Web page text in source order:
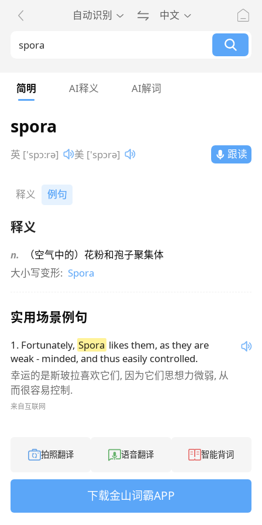
自动识别 中文
简明 AI释义 AI解词
spora
英 ['spɔ:rə] 美 ['spɔrə] 跟读
释义 例句
释义
n.
（空气中的）花粉和孢子聚集体
大小写变形: Spora
实用场景例句
1 . Fortunately, Spora likes them, as they are
weak - minded, and thus easily controlled.
幸运的是斯玻拉喜欢它们, 因为它们思想力微弱, 从
而很容易控制.
来自互联网
拍照翻译 语音翻译 智能背词
下载金山词霸APP